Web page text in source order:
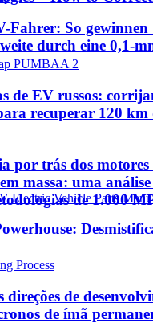
Fahrer: So
durch eine 0,1-
de EV russos:
recuperar 120
por trás dos
massa: uma
de 1.000
direções de
de ímã